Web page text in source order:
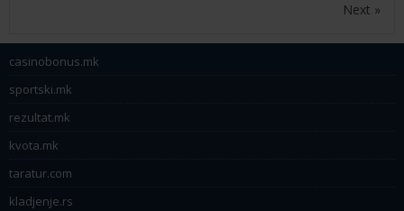
Next »
casinobonus.mk
sportski.mk
rezultat.mk
kvota.mk
taratur.com
kladjenje.rs